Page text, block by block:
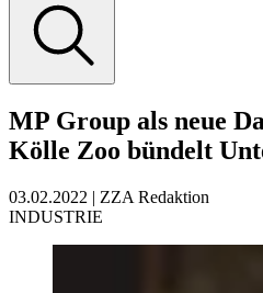
MP Group als neue
Kölle Zoo bündelt
03.02.2022 | ZZA Redaktion
INDUSTRIE